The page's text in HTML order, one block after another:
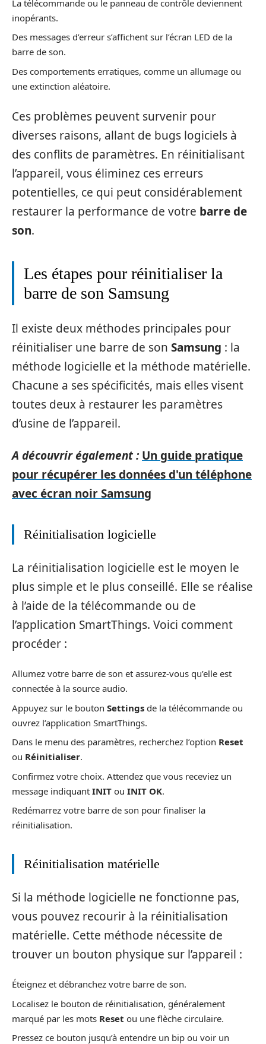
La télécommande ou le panneau de contrôle deviennent
inopérants.
Des messages d’erreur s’affichent sur l’écran LED de la
barre de son.
Des comportements erratiques, comme un allumage ou
une extinction aléatoire.
Ces problèmes peuvent survenir pour
diverses raisons, allant de bugs logiciels à
des conflits de paramètres. En réinitialisant
l’appareil, vous éliminez ces erreurs
potentielles, ce qui peut considérablement
restaurer la performance de votre barre de
son.
Les étapes pour réinitialiser la
barre de son Samsung
Il existe deux méthodes principales pour
réinitialiser une barre de son Samsung : la
méthode logicielle et la méthode matérielle.
Chacune a ses spécificités, mais elles visent
toutes deux à restaurer les paramètres
d’usine de l’appareil.
A découvrir également : Un guide pratique
pour récupérer les données d'un téléphone
avec écran noir Samsung
Réinitialisation logicielle
La réinitialisation logicielle est le moyen le
plus simple et le plus conseillé. Elle se réalise
à l’aide de la télécommande ou de
l’application SmartThings. Voici comment
procéder :
Allumez votre barre de son et assurez-vous qu’elle est
connectée à la source audio.
Appuyez sur le bouton Settings de la télécommande ou
ouvrez l’application SmartThings.
Dans le menu des paramètres, recherchez l’option Reset
ou Réinitialiser.
Confirmez votre choix. Attendez que vous receviez un
message indiquant INIT ou INIT OK.
Redémarrez votre barre de son pour finaliser la
réinitialisation.
Réinitialisation matérielle
Si la méthode logicielle ne fonctionne pas,
vous pouvez recourir à la réinitialisation
matérielle. Cette méthode nécessite de
trouver un bouton physique sur l’appareil :
Éteignez et débranchez votre barre de son.
Localisez le bouton de réinitialisation, généralement
marqué par les mots Reset ou une flèche circulaire.
Pressez ce bouton jusqu’à entendre un bip ou voir un